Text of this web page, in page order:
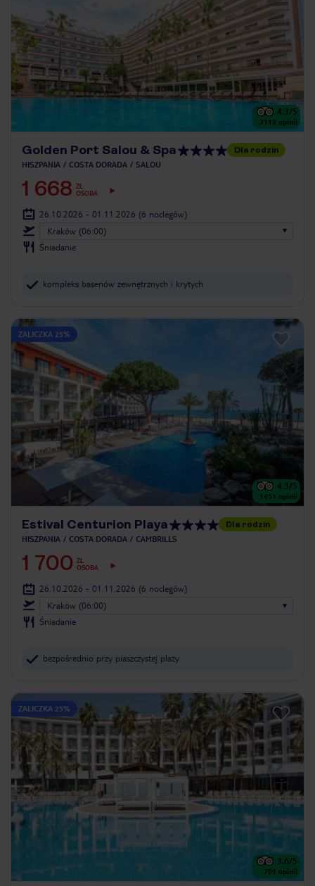
4.3/5
3112 opinii
Golden Port Salou & Spa Dla rodzin
HISZPANIA COSTA DORADA SALOU
1 668 ZŁ
OSOBA
26.10.2026 - 01.11.2026 (6 noclegów)
Kraków (06:00)
Śniadanie
kompleks basenów zewnętrznych i krytych
ZALICZKA 25%
4.3/5
1451 opinii
Estival Centurion Playa Dla rodzin
HISZPANIA COSTA DORADA CAMBRILLS
1 700 ZŁ
OSOBA
26.10.2026 - 01.11.2026 (6 noclegów)
Kraków (06:00)
Śniadanie
bezpośrednio przy piaszczystej plaży
ZALICZKA 25%
3.6/5
701 opinii